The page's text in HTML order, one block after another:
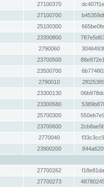
27100370
27100700
25100300
23300800
2790060
23700500
23500700
2790010
23300130
23300580
25700300
23700600
2770040
23900200
27700262
27700273